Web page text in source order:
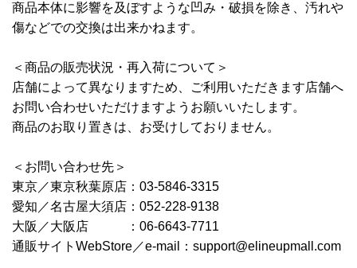
商品本体に影響を及ぼすような凹み・破損を除き、汚れや
傷などでの交換は出来かねます。
＜商品の販売状況・再入荷について＞
店舗によって異なりますため、ご利用いただきます店舗へ
お問い合わせいただけますようお願いいたします。
商品のお取り置きは、お受けしておりません。
＜お問い合わせ先＞
東京／東京秋葉原店：03-5846-3315
愛知／名古屋大須店：052-228-9138
大阪／大阪店 ：06-6643-7711
通販サイトWebStore／e-mail：support@elineupmall.com